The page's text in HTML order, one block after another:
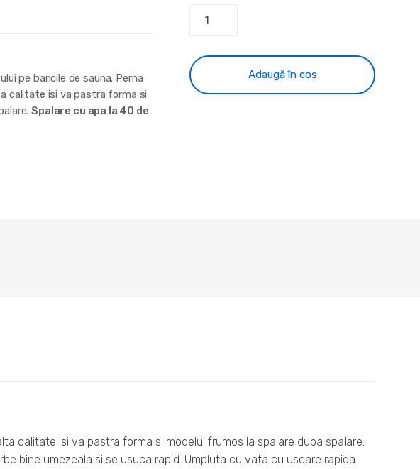
pe bancile de sauna. Perna
calitate isi va pastra forma si
Spalare cu apa la 40 de
Adaugă în coș
calitate isi va pastra forma si modelul frumos la spalare dupa spalare.
bine umezeala si se usuca rapid. Umpluta cu vata cu uscare rapida.